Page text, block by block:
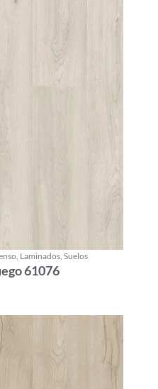
Laminados, Suelos
61076